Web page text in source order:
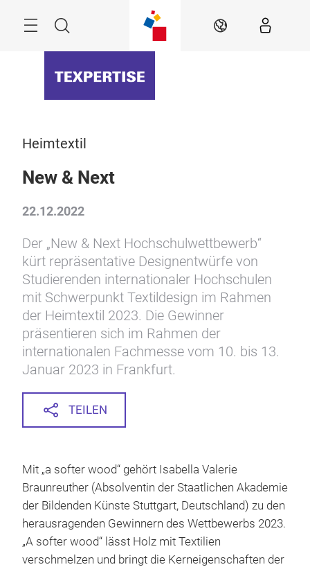
Suche DE
Heimtextil
New & Next
22.12.2022
Der „New & Next Hochschulwettbewerb“
kürt repräsentative Designentwürfe von
Studierenden internationaler Hochschulen
mit Schwerpunkt Textildesign im Rahmen
der Heimtextil 2023. Die Gewinner
präsentieren sich im Rahmen der
internationalen Fachmesse vom 10. bis 13.
Januar 2023 in Frankfurt.
TEILEN
Mit „a softer wood“ gehört Isabella Valerie
Braunreuther (Absolventin der Staatlichen Akademie
der Bildenden Künste Stuttgart, Deutschland) zu den
herausragenden Gewinnern des Wettbewerbs 2023.
„A softer wood“ lässt Holz mit Textilien
verschmelzen und bringt die Kerneigenschaften der